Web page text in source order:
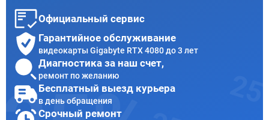
Официальный сервис
Гарантийное обслуживание
видеокарты Gigabyte RTX 4080 до 3 лет
Диагностика за наш счет,
ремонт по желанию
Бесплатный выезд курьера
в день обращения
Срочный ремонт